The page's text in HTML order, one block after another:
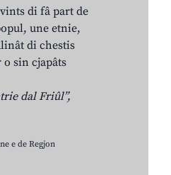
di fâ part de
une etnie,
di chestis
sin cjapâts
dal Friûl”,
e de Regjon